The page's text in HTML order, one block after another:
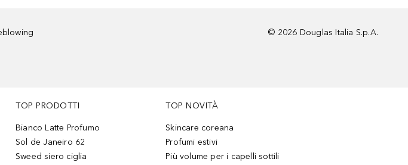
© 2026 Douglas Italia S.p.A.
TOP PRODOTTI
Bianco Latte Profumo
Sol de Janeiro 62
Sweed siero ciglia
TOP NOVITÀ
Skincare coreana
Profumi estivi
Più volume per i capelli sottili